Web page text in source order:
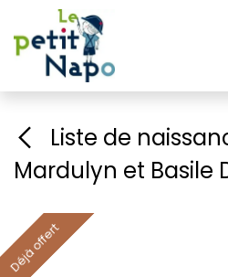
Se rendre au contenu
Liste de
Mardulyn et Basile
Déjà offert
Déjà offert